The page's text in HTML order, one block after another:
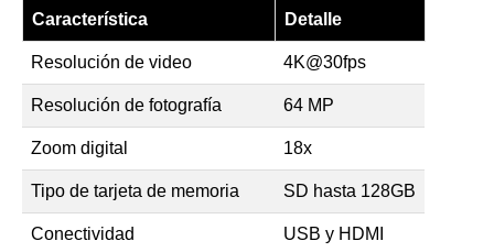
Característica Detalle
Resolución de video 4K@30fps
Resolución de fotografía 64 MP
Zoom digital 18x
Tipo de tarjeta de memoria SD hasta 128GB
Conectividad USB y HDMI